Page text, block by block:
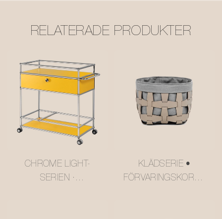
RELATERADE PRODUKTER
CHROME LIGHT-
SERIEN ·
KLÄDSERIE •
FÖRVARINGSKORG I